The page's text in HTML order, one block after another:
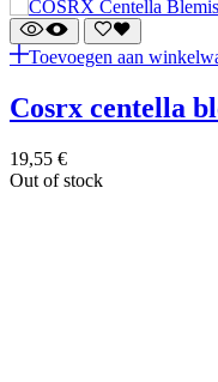
Toevoegen aan
cosrx centella
19,55 €
Out of stock